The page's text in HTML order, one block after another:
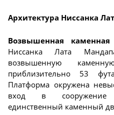
Архитектура Ниссанка
Возвышенная
Ниссанка Лата
возвышенную
приблизительно 53
Платформа окружена
вход в сооружение
единственный каменный